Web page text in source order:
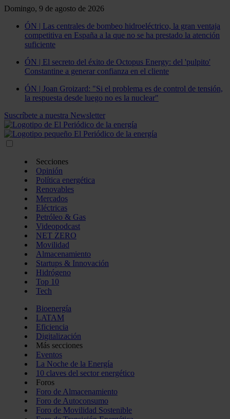
Domingo, 9 de agosto de 2026
ÓN | Las centrales de bombeo hidroeléctrico, la gran ventaja
competitiva en España a la que no se ha prestado la atención
suficiente
ÓN | El secreto del éxito de Octopus Energy: del 'pulpito'
Constantine a generar confianza en el cliente
ÓN | Joan Groizard: "Si el problema es de control de tensión,
la respuesta desde luego no es la nuclear"
Suscríbete a nuestra Newsletter
Secciones
Opinión
Política energética
Renovables
Mercados
Eléctricas
Petróleo & Gas
Videopodcast
NET ZERO
Movilidad
Almacenamiento
Startups & Innovación
Hidrógeno
Top 10
Tech
Bioenergía
LATAM
Eficiencia
Digitalización
Más secciones
Eventos
La Noche de la Energía
10 claves del sector energético
Foros
Foro de Almacenamiento
Foro de Autoconsumo
Foro de Movilidad Sostenible